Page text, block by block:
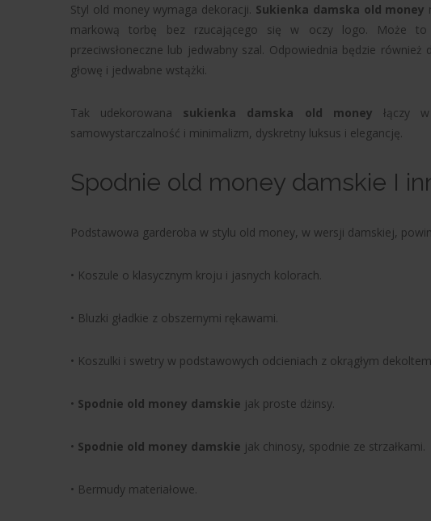
Styl old money wymaga dekoracji. Sukienka damska old money
markową torbę bez rzucającego się w oczy logo. Może
przeciwsłoneczne lub jedwabny szal. Odpowiednia będzie
głowę i jedwabne wstążki.
Tak udekorowana sukienka damska old money łączy
samowystarczalność i minimalizm, dyskretny luksus i elegancję.
Spodnie old money damskie I
Podstawowa garderoba w stylu old money, w wersji damskiej,
• Koszule o klasycznym kroju i jasnych kolorach.
• Bluzki gładkie z obszernymi rękawami.
• Koszulki i swetry w podstawowych odcieniach z okrągłym
• Spodnie old money damskie jak proste dżinsy.
• Spodnie old money damskie jak chinosy, spodnie ze strzałkami.
• Bermudy materiałowe.